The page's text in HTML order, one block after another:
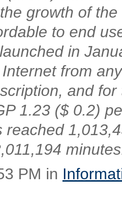
growth of
to end
in
from
and
1.23 ($ 0.2)
reached
PM in